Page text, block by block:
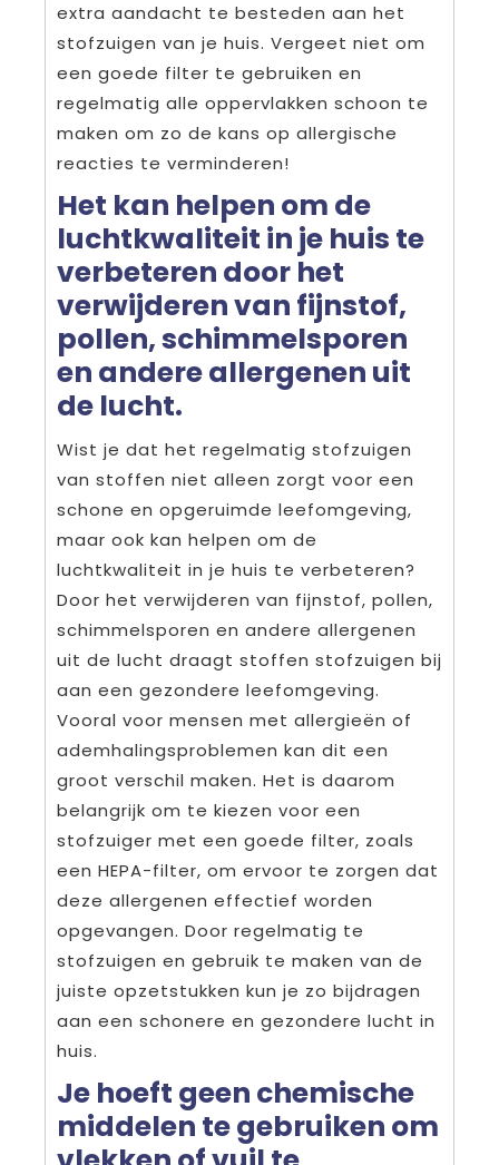
extra aandacht te besteden aan het
stofzuigen van je huis. Vergeet niet om
een goede filter te gebruiken en
regelmatig alle oppervlakken schoon te
maken om zo de kans op allergische
reacties te verminderen!
Het kan helpen om de
luchtkwaliteit in je huis te
verbeteren door het
verwijderen van fijnstof,
pollen, schimmelsporen
en andere allergenen uit
de lucht.
Wist je dat het regelmatig stofzuigen
van stoffen niet alleen zorgt voor een
schone en opgeruimde leefomgeving,
maar ook kan helpen om de
luchtkwaliteit in je huis te verbeteren?
Door het verwijderen van fijnstof, pollen,
schimmelsporen en andere allergenen
uit de lucht draagt stoffen stofzuigen bij
aan een gezondere leefomgeving.
Vooral voor mensen met allergieën of
ademhalingsproblemen kan dit een
groot verschil maken. Het is daarom
belangrijk om te kiezen voor een
stofzuiger met een goede filter, zoals
een HEPA-filter, om ervoor te zorgen dat
deze allergenen effectief worden
opgevangen. Door regelmatig te
stofzuigen en gebruik te maken van de
juiste opzetstukken kun je zo bijdragen
aan een schonere en gezondere lucht in
huis.
Je hoeft geen chemische
middelen te gebruiken om